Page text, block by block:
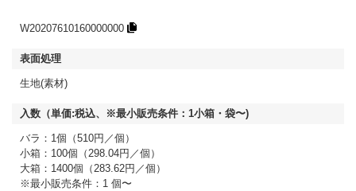
W20207610160000000
生地(素材)
バラ：1個（510円／個）
小箱：100個（298.04円／個）
大箱：1400個（283.62円／個）
※最小販売条件：1 個〜